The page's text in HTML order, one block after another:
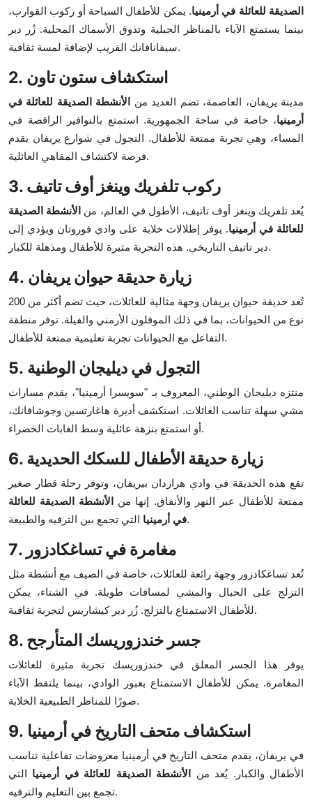
الصديقة للعائلة في أرمينيا. يمكن للأطفال السباحة أو ركوب القوارب،
بينما يستمتع الآباء بالمناظر الجبلية وتذوق الأسماك المحلية. زُر دير
سيفانافانك القريب لإضافة لمسة ثقافية.
2. استكشاف ستون تاون
مدينة يريفان، العاصمة، تضم العديد من
الأنشطة الصديقة للعائلة في
أرمينيا، خاصة في ساحة الجمهورية. استمتع بالنوافير الراقصة في
المساء، وهي تجربة ممتعة للأطفال. التجول في شوارع يريفان يقدم
فرصة لاكتشاف المقاهي العائلية.
3. ركوب تلفريك وينغز أوف تاتيف
يُعد تلفريك وينغز أوف تاتيف، الأطول في العالم، من الأنشطة الصديقة
للعائلة في أرمينيا. يوفر إطلالات خلابة على وادي فوروتان ويؤدي إلى
دير تاتيف التاريخي. هذه التجربة مثيرة للأطفال ومذهلة للكبار.
4. زيارة حديقة حيوان يريفان
تُعد حديقة حيوان يريفان وجهة مثالية للعائلات، حيث تضم أكثر من 200
نوع من الحيوانات، بما في ذلك الموفلون الأرمني والفيلة. توفر منطقة
التفاعل مع الحيوانات تجربة تعليمية ممتعة للأطفال.
5. التجول في ديليجان الوطنية
منتزه ديليجان الوطني، المعروف بـ "سويسرا أرمينيا"، يقدم مسارات
مشي سهلة تناسب العائلات. استكشف أديرة هاغارتسين وجوشافانك،
أو استمتع بنزهة عائلية وسط الغابات الخضراء.
6. زيارة حديقة الأطفال للسكك الحديدية
تقع هذه الحديقة في وادي هرازدان بيريفان، وتوفر رحلة قطار صغير
ممتعة للأطفال عبر النهر والأنفاق. إنها من
الأنشطة الصديقة للعائلة
في أرمينياالتي تجمع بين الترفيه والطبيعة.
7. مغامرة في تساغكادزور
تُعد تساغكادزور وجهة رائعة للعائلات، خاصة في الصيف مع أنشطة مثل
التزلج على الحبال والمشي لمسافات طويلة. في الشتاء، يمكن
للأطفال الاستمتاع بالتزلج. زُر دير كيشاريس لتجربة ثقافية.
8. جسر خندزوريسك المتأرجح
يوفر هذا الجسر المعلق في خندزوريسك تجربة مثيرة للعائلات
المغامرة. يمكن للأطفال الاستمتاع بعبور الوادي، بينما يلتقط الآباء
صورًا للمناظر الطبيعية الخلابة.
9. استكشاف متحف التاريخ في أرمينيا
في يريفان، يقدم متحف التاريخ في أرمينيا معروضات تفاعلية تناسب
الأطفال والكبار. يُعد من
الأنشطة الصديقة للعائلة في أرمينيا التي
تجمع بين التعليم والترفيه.